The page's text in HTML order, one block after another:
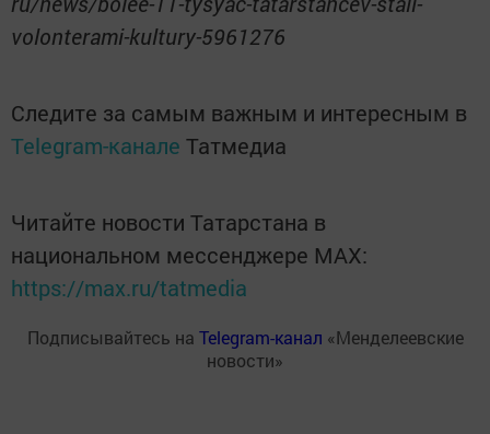
volonterami-kultury-5961276
Следите за самым важным и интересным в
Telegram-канале Татмедиа
Читайте новости Татарстана в
национальном мессенджере MАХ:
https://max.ru/tatmedia
Подписывайтесь на Telegram-канал «Менделеевские
новости»